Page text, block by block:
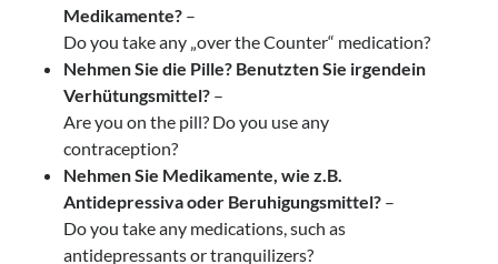
Medikamente? –
Do you take any „over the Counter“ medication?
Nehmen Sie die Pille? Benutzten Sie irgendein
Verhütungsmittel? –
Are you on the pill? Do you use any
contraception?
Nehmen Sie Medikamente, wie z.B.
Antidepressiva oder Beruhigungsmittel? –
Do you take any medications, such as
antidepressants or tranquilizers?